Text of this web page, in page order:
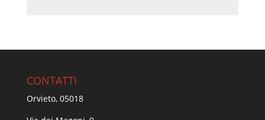
CONTATTI
Orvieto, 05018